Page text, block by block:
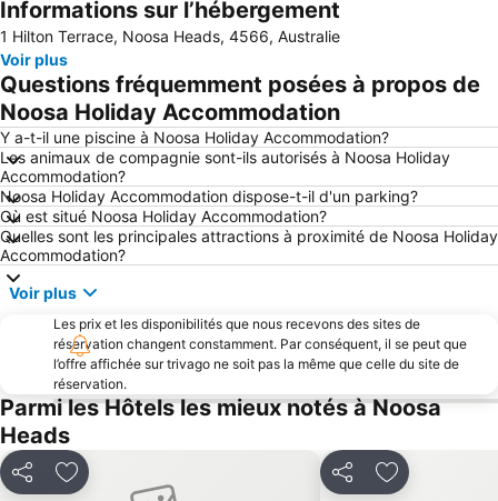
Dicky Beach
Informations sur l’hébergement
1 Hilton Terrace, Noosa Heads, 4566, Australie
Voir plus
Questions fréquemment posées à propos de
Noosa Holiday Accommodation
Y a-t-il une piscine à Noosa Holiday Accommodation?
Les animaux de compagnie sont-ils autorisés à Noosa Holiday
Accommodation?
Noosa Holiday Accommodation dispose-t-il d'un parking?
Où est situé Noosa Holiday Accommodation?
Quelles sont les principales attractions à proximité de Noosa Holiday
Accommodation?
Voir plus
Les prix et les disponibilités que nous recevons des sites de
réservation changent constamment. Par conséquent, il se peut que
l’offre affichée sur trivago ne soit pas la même que celle du site de
réservation.
Parmi les Hôtels les mieux notés à Noosa
Heads
PartagerAjouter à mes favoris PartagerAjouter à